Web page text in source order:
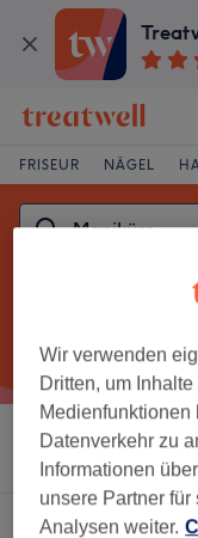
FRISEUR NÄGEL
Sortieren nach
Ein Salon, der anbietet:
Wir verwenden
Dritten, um
Medienfunktionen
Datenverkehr zu
Informationen
unsere Partner
Analysen weiter.